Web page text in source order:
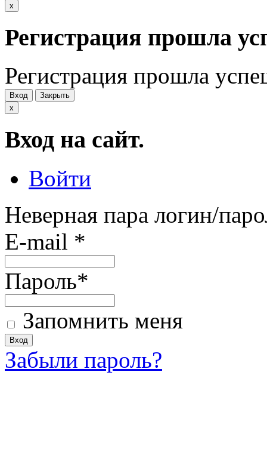
x
Регистрация прошла
Регистрация прошла
Вход
Закрыть
x
Вход на сайт.
Войти
Неверная пара логин/
E-mail *
Пароль*
Запомнить меня
Забыли пароль?